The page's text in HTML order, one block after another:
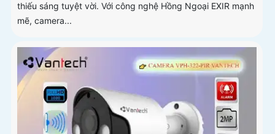
thiếu sáng tuyệt vời. Với công nghệ Hồng Ngoại EXIR mạnh
mẽ, camera...